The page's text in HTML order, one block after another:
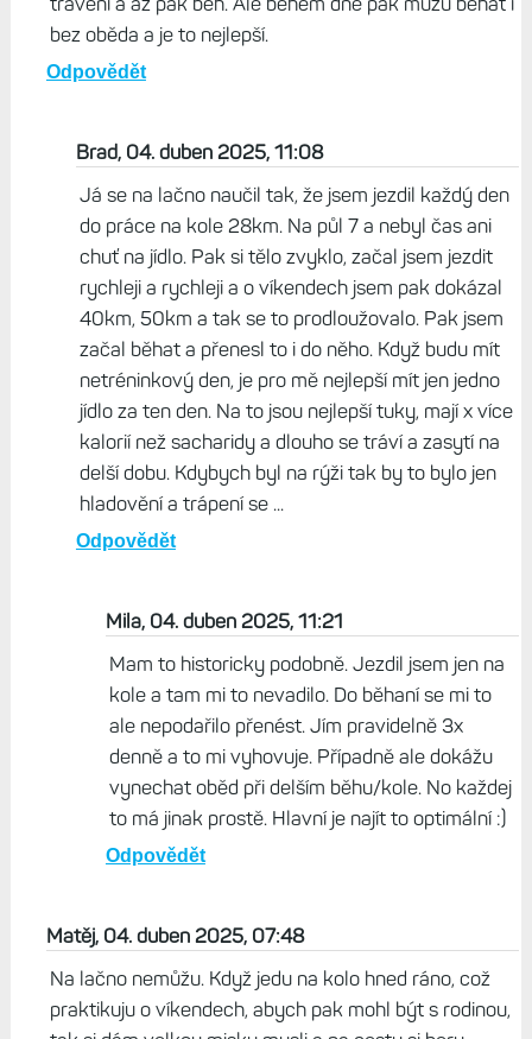
zatím běžel jen na půlmaratonu. 30km+ běhám
zónu 2 a tam jsem v pohodě bez jídla i vody.
Odpovědět
Mila, 04. duben 2025, 09:35
Ty rána na lačno o víkendu "závidím". Já se tohle snažil
natrénovat taky, ale prostě to nejde. Je to trápení a
neběží to a nemam energii. Musím dát snídani, pak
trávení a až pak běh. Ale během dne pak můžu běhat i
bez oběda a je to nejlepší.
Odpovědět
Brad, 04. duben 2025, 11:08
Já se na lačno naučil tak, že jsem jezdil každý den
do práce na kole 28km. Na půl 7 a nebyl čas ani
chuť na jídlo. Pak si tělo zvyklo, začal jsem jezdit
40km, 50km a tak se to prodloužovalo. Pak jsem
netréninkový den, je pro mě nejlepší mít jen jedno
jídlo za ten den. Na to jsou nejlepší tuky, mají x více
kalorií než sacharidy a dlouho se tráví a zasytí na
delší dobu. Kdybych byl na rýži tak by to bylo jen
hladovění a trápení se ...
kole a tam mi to nevadilo. Do běhaní se mi to
ale nepodařilo přenést. Jím pravidelně 3x